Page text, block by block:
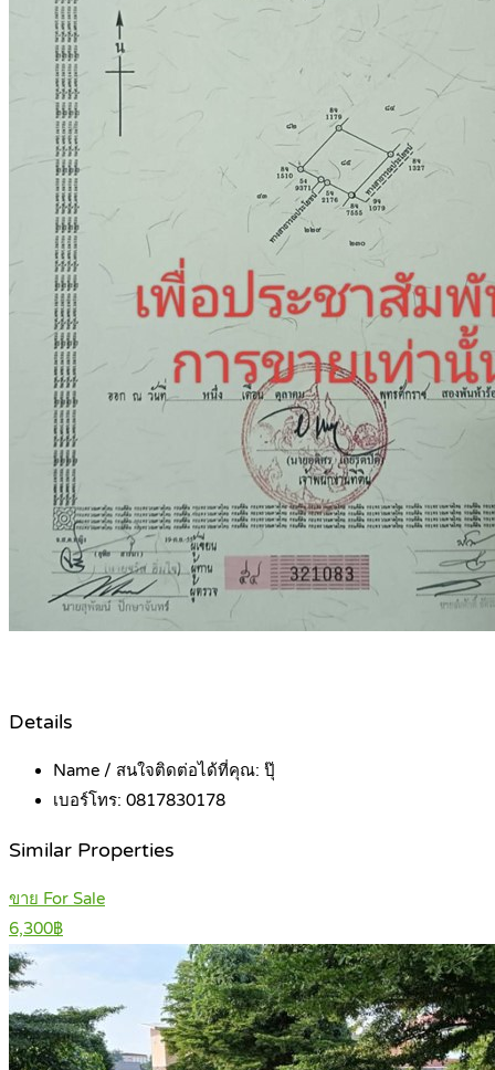
Details
Name / สนใจติดต่อได้ที่คุณ: ปุ๊
เบอร์โทร: 0817830178
Similar Properties
ขาย For Sale
6,300฿